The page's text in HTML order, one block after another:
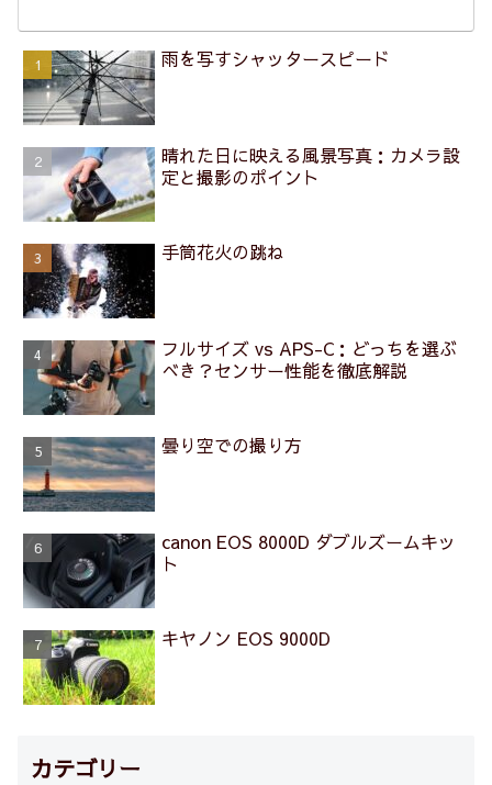
雨を写すシャッタースピード
晴れた日に映える風景写真：カメラ設
定と撮影のポイント
手筒花火の跳ね
フルサイズ vs APS-C：どっちを選ぶ
べき？センサー性能を徹底解説
曇り空での撮り方
canon EOS 8000D ダブルズームキッ
ト
キヤノン EOS 9000D
カテゴリー